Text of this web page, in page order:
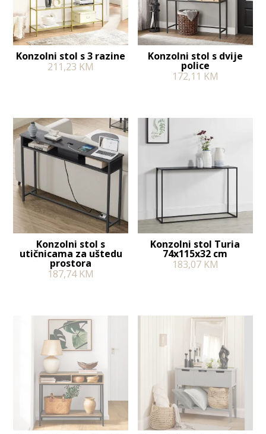
Konzolni stol s 3 razine
211,23 KM
Konzolni stol s dvije
police
172,11 KM
Konzolni stol s
utičnicama za uštedu
prostora
187,74 KM
Konzolni stol Turia
74x115x32 cm
183,07 KM